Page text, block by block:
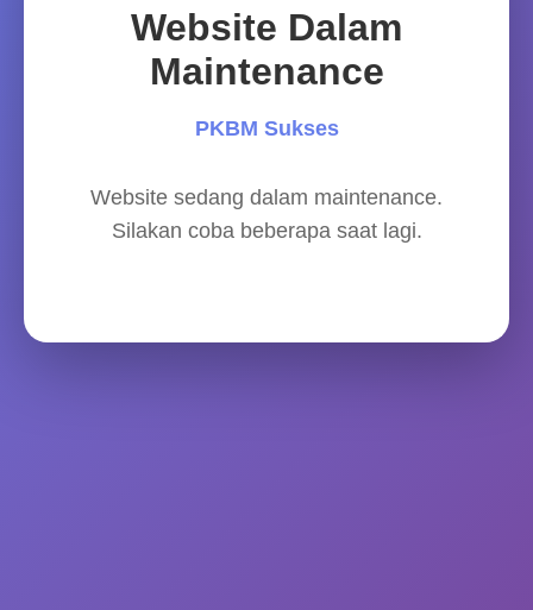
Website Dalam
Maintenance
PKBM Sukses
Website sedang dalam maintenance.
Silakan coba beberapa saat lagi.